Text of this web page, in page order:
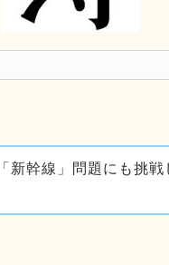
新幹線」問題にも挑戦